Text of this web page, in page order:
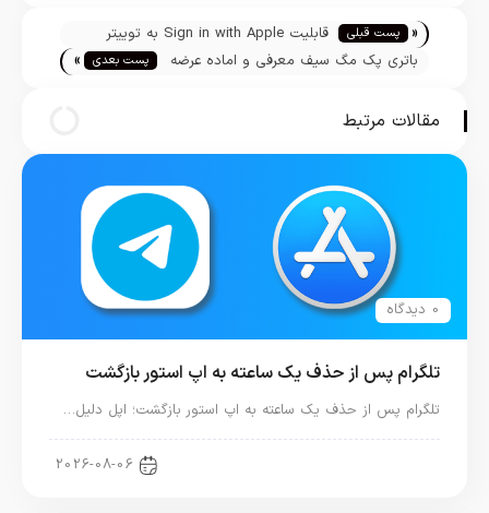
تیم تحریریه « پست قبلی
قابلیت Sign in with Apple به توییتر
می‌آید
باتری پک مگ سیف معرفی و اماده عرضه
پست بعدی »
مقالات مرتبط
0 دیدگاه
تلگرام پس از حذف یک ساعته به اپ استور بازگشت
تلگرام پس از حذف یک ساعته به اپ استور بازگشت؛ اپل دلیل…
2026-08-06